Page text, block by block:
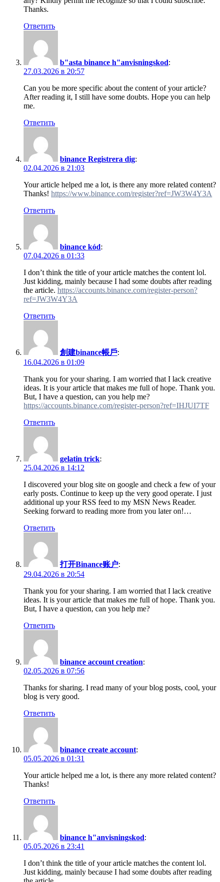
Thanks.
Ответить
b"asta binance h"anvisningskod:
27.03.2026 в 20:57
Can you be more specific about the content of your article?
After reading it, I still have some doubts. Hope you can help
me.
Ответить
binance Registrera dig:
02.04.2026 в 21:03
Your article helped me a lot, is there any more related content?
Thanks! https://www.binance.com/register?ref=JW3W4Y3A
Ответить
binance kód:
07.04.2026 в 01:33
I don’t think the title of your article matches the content lol.
Just kidding, mainly because I had some doubts after reading
the article. https://accounts.binance.com/register-person?
ref=JW3W4Y3A
Ответить
創建binance帳戶:
16.04.2026 в 01:09
Thank you for your sharing. I am worried that I lack creative
ideas. It is your article that makes me full of hope. Thank you.
But, I have a question, can you help me?
https://accounts.binance.com/register-person?ref=IHJUI7TF
Ответить
gelatin trick:
25.04.2026 в 14:12
I discovered your blog site on google and check a few of your
early posts. Continue to keep up the very good operate. I just
additional up your RSS feed to my MSN News Reader.
Seeking forward to reading more from you later on!…
Ответить
打开Binance账户:
29.04.2026 в 20:54
Thank you for your sharing. I am worried that I lack creative
ideas. It is your article that makes me full of hope. Thank you.
But, I have a question, can you help me?
Ответить
binance account creation:
02.05.2026 в 07:56
Thanks for sharing. I read many of your blog posts, cool, your
blog is very good.
Ответить
binance create account:
05.05.2026 в 01:31
Your article helped me a lot, is there any more related content?
Thanks!
Ответить
binance h"anvisningskod:
05.05.2026 в 23:41
I don’t think the title of your article matches the content lol.
Just kidding, mainly because I had some doubts after reading